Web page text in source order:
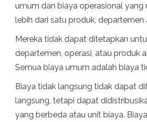
umum dan biaya operasional yang
lebih dari satu produk, departemen
Mereka tidak dapat ditetapkan
departemen, operasi, atau produk
Semua biaya umum adalah biaya
Biaya tidak langsung tidak dapat
langsung, tetapi dapat
yang berbeda atau unit biaya.